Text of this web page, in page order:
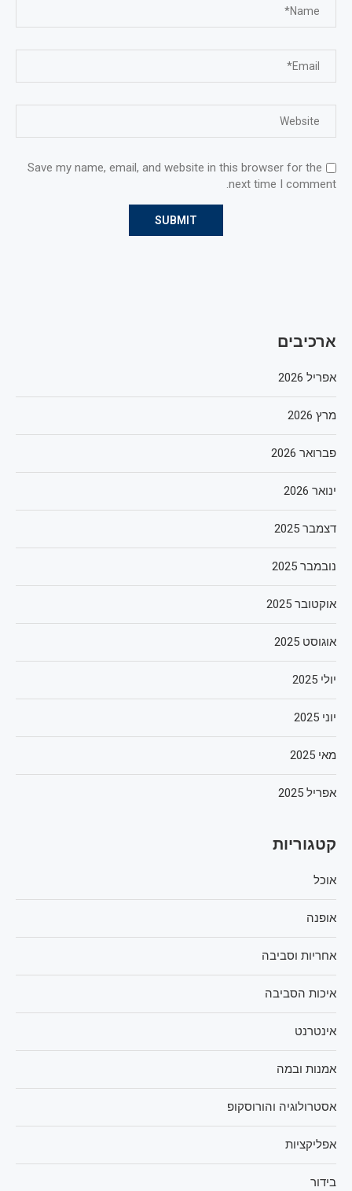
Save my name, email, and website in this browser for the
next time I comment.
ארכיבים
אפריל 2026
מרץ 2026
פברואר 2026
ינואר 2026
דצמבר 2025
נובמבר 2025
אוקטובר 2025
אוגוסט 2025
יולי 2025
יוני 2025
מאי 2025
אפריל 2025
קטגוריות
אוכל
אופנה
אחריות וסביבה
איכות הסביבה
אינטרנט
אמנות ובמה
אסטרולוגיה והורוסקופ
אפליקציות
בידור